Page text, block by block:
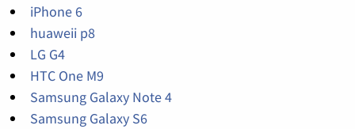
iPhone 6
huaweii p8
LG G4
HTC One M9
Samsung Galaxy Note 4
Samsung Galaxy S6